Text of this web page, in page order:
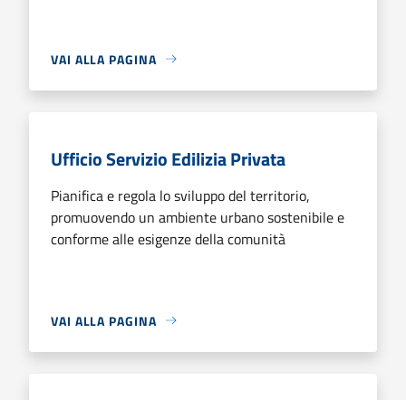
VAI ALLA PAGINA
Ufficio Servizio Edilizia Privata
Pianifica e regola lo sviluppo del territorio,
promuovendo un ambiente urbano sostenibile e
conforme alle esigenze della comunità
VAI ALLA PAGINA